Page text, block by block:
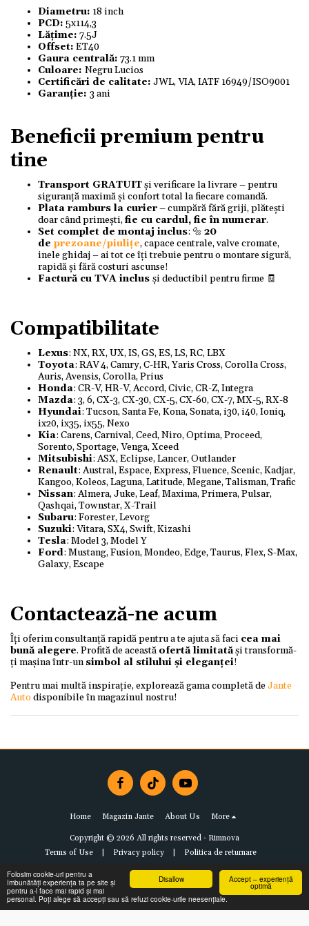
Accept – experiență
optimă
Disallow
Folosim cookie-uri pentru a
îmbunătăți experiența ta pe site și
pentru a-l face mai rapid și mai
personal. Poți alege să accepți sau să refuzi cookie-urile neesențiale.
Diametru: 18 inch
PCD: 5x114,3
Lățime: 7.5J
Offset: ET40
Gaura centrală: 73.1 mm
Culoare: Negru Lucios
Certificări de calitate: JWL, VIA, IATF 16949/ISO9001
Garanție: 3 ani
Beneficii premium pentru
tine
Transport GRATUITși verificare la livrare – pentru
siguranță maximă și confort total la fiecare comandă.
Plata ramburs la curier– cumpără fără griji, plătești
doar când primești,fie cu cardul, fie în numerar.
Set complet de montaj inclus: 🔩 20
de prezoane/piulițe, capace centrale, valve cromate,
inele ghidaj – ai tot ce îți trebuie pentru o montare sigură,
rapidă și fără costuri ascunse!
Factură cu TVA inclus și deductibil pentru firme 🧾
Compatibilitate
Lexus: NX, RX, UX, IS, GS, ES, LS, RC, LBX
Toyota: RAV 4, Camry, C-HR, Yaris Cross, Corolla Cross,
Auris, Avensis, Corolla, Prius
Honda: CR-V, HR-V, Accord, Civic, CR-Z, Integra
Mazda: 3, 6, CX-3, CX-30, CX-5, CX-60, CX-7, MX-5, RX-8
Hyundai: Tucson, Santa Fe, Kona, Sonata, i30, i40, Ioniq,
ix20, ix35, ix55, Nexo
Kia: Carens, Carnival, Ceed, Niro, Optima, Proceed,
Sorento, Sportage, Venga, Xceed
Mitsubishi: ASX, Eclipse, Lancer, Outlander
Renault: Austral, Espace, Express, Fluence, Scenic, Kadjar,
Kangoo, Koleos, Laguna, Latitude, Megane, Talisman, Trafic
Nissan: Almera, Juke, Leaf, Maxima, Primera, Pulsar,
Qashqai, Townstar, X-Trail
Subaru: Forester, Levorg
Suzuki: Vitara, SX4, Swift, Kizashi
Tesla: Model 3, Model Y
Ford: Mustang, Fusion, Mondeo, Edge, Taurus, Flex, S-Max,
Galaxy, Escape
Contactează-ne acum
Îți oferim consultanță rapidă pentru a te ajuta să faci cea mai
bună alegere. Profită de această ofertă limitatăși transformă-
ți mașina într-unsimbol al stilului și eleganței!
Pentru mai multă inspirație, explorează gama completă deJante
Autodisponibile în magazinul nostru!
Home Magazin Jante About Us More
Copyright © 2026 All rights reserved - Rimnova
Terms of Use| Privacy policy| Politica de returnare